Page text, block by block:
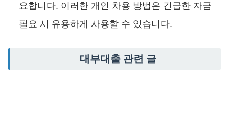
요합니다. 이러한 개인 차용 방법은 긴급한 자금
필요 시 유용하게 사용할 수 있습니다.
대부대출 관련 글